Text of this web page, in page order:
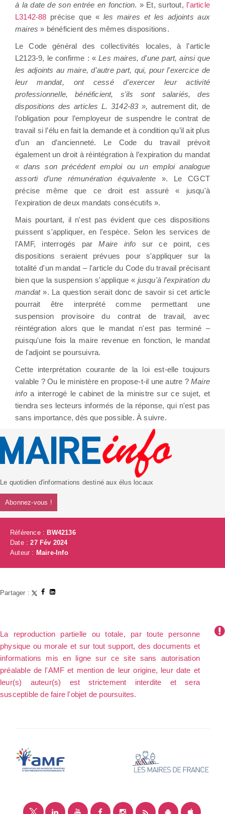
à la date de son entrée en fonction. » Et, surtout, l’article
L3142-88 précise que « les maires et les adjoints aux
maires » bénéficient des mêmes dispositions.
Le Code général des collectivités locales, à l’article
L2123-9, le confirme : « Les maires, d'une part, ainsi que
les adjoints au maire, d'autre part, qui, pour l'exercice de
leur mandat, ont cessé d'exercer leur activité
professionnelle, bénéficient, s'ils sont salariés, des
dispositions des articles L. 3142-83 », autrement dit, de
l’obligation pour l’employeur de suspendre le contrat de
travail si l’élu en fait la demande et à condition qu’il ait plus
d’un an d’ancienneté. Le Code du travail prévoit
également un droit à réintégration à l’expiration du mandat
« dans son précédent emploi ou un emploi analogue
assorti d’une rémunération équivalente». Le CGCT
précise même que ce droit est assuré « jusqu'à
l'expiration de deux mandats consécutifs ».
Mais pourtant, il n'est pas évident que ces dispositions
puissent s'appliquer, en l'espèce. Selon les services de
l'AMF, interrogés par Maire info sur ce point, ces
dispositions seraient prévues pour s'appliquer sur la
totalité d'un mandat – l'article du Code du travail précisant
bien que la suspension s'applique « jusqu'à l'expiration du
mandat». La question serait donc de savoir si cet article
pourrait être interprété comme permettant une
suspension provisoire du contrat de travail, avec
réintégration alors que le mandat n'est pas terminé –
puisqu'une fois la maire revenue en fonction, le mandat
de l'adjoint se poursuivra.
Cette interprétation courante de la loi est-elle toujours
valable ? Ou le ministère en propose-t-il une autre ? Maire
infoa interrogé le cabinet de la ministre sur ce sujet, et
tiendra ses lecteurs informés de la réponse, qui n'est pas
sans importance, dès que possible. À suivre.
Le quotidien d'informations destiné aux élus locaux
Abonnez-vous !
Référence : BW42136
Date :27 Fév 2024
Auteur : Maire-Info
Partager :
La reproduction partielle ou totale, par toute personne
physique ou morale et sur tout support, des documents et
informations mis en ligne sur ce site sans autorisation
préalable de l'AMF et mention de leur origine, leur date et
leur(s) auteur(s) est strictement interdite et sera
susceptible de faire l'objet de poursuites.